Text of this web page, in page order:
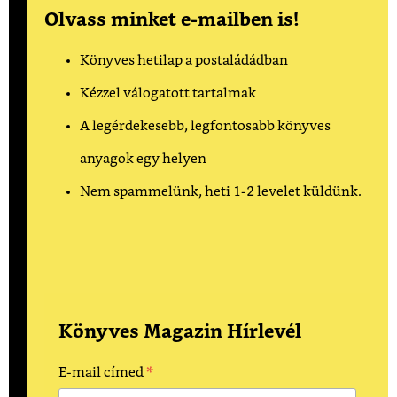
Olvass minket e-mailben is!
Könyves hetilap a postaládádban
Kézzel válogatott tartalmak
A legérdekesebb, legfontosabb könyves
anyagok egy helyen
Nem spammelünk, heti 1-2 levelet küldünk.
Könyves Magazin Hírlevél
E-mail címed *